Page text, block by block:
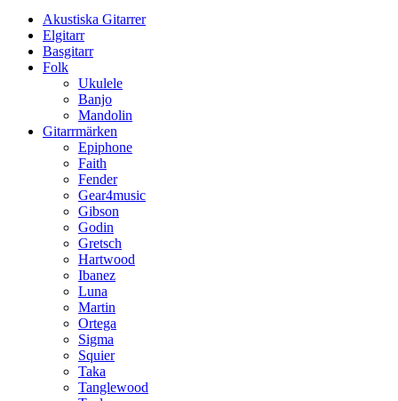
Akustiska Gitarrer
Elgitarr
Basgitarr
Folk
Ukulele
Banjo
Mandolin
Gitarrmärken
Epiphone
Faith
Fender
Gear4music
Gibson
Godin
Gretsch
Hartwood
Ibanez
Luna
Martin
Ortega
Sigma
Squier
Taka
Tanglewood